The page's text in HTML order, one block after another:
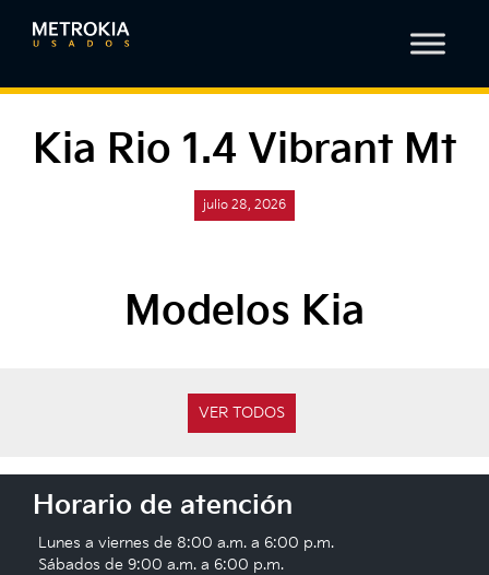
Kia Rio 1.4 Vibrant Mt
julio 28, 2026
Modelos Kia
VER TODOS
Horario de atención
Lunes a viernes de 8:00 a.m. a 6:00 p.m.
Sábados de 9:00 a.m. a 6:00 p.m.